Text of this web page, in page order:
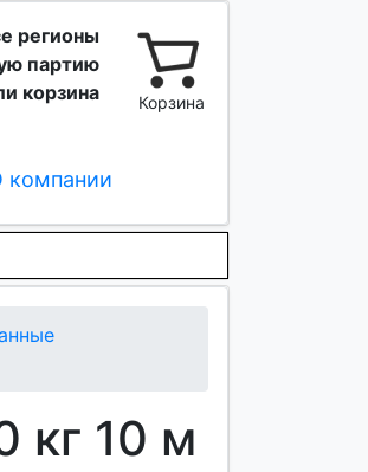
регионы
партию
корзина
Корзина
компании
кг 10 м